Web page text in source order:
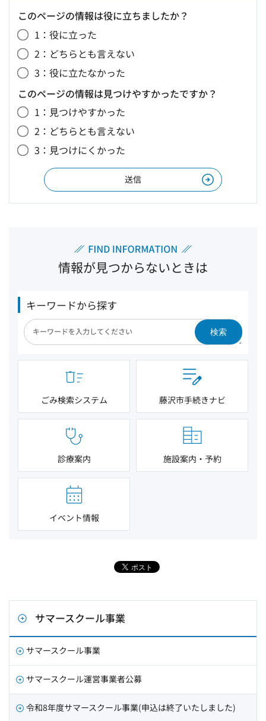
このページの情報は役に立ちましたか？
1：役に立った
2：どちらとも言えない
3：役に立たなかった
このページの情報は見つけやすかったですか？
1：見つけやすかった
2：どちらとも言えない
3：見つけにくかった
情報が見つからないときは
キーワードから探す
検索
ごみ検索システム 藤沢市手続きナビ
診療案内 施設案内・予約
イベント情報
サマースクール事業
サマースクール事業
サマースクール運営事業者公募
令和8年度サマースクール事業(申込は終了いたしました)